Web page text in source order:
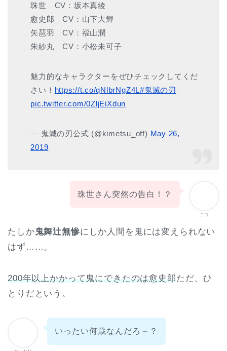
珠世 CV：坂本真綾
愈史郎 CV：山下大輝
矢琶羽 CV：福山潤
朱紗丸 CV：小松未可子
魅力的なキャラクターをぜひチェックしてくだ
さい！ https://t.co/qNlbrNgZ4L#鬼滅の刃
pic.twitter.com/0ZljEiXdun
— 鬼滅の刃公式 (@kimetsu_off) May 26,
2019
ニコ
珠世さん突然の告白！？
たしか鬼舞辻無惨にしか人間を鬼には変えられない
はず……。
200年以上かかって鬼にできたのは愈史郎ただ、ひ
とりだという。
いったい何歳なんだろ～？